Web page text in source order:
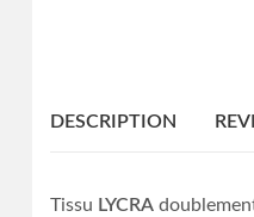
DESCRIPTION
Tissu LYCRA